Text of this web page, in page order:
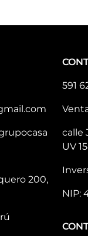
200,
591
calle
UV
NIP: